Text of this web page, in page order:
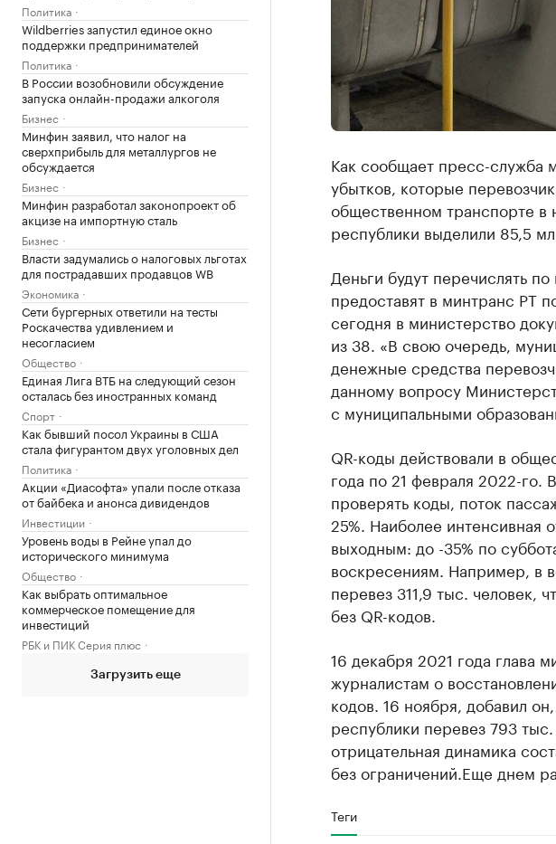
Политика
Wildberries запустил единое окно
поддержки предпринимателей
Политика
В России возобновили обсуждение
запуска онлайн-продажи алкоголя
Бизнес
Минфин заявил, что налог на
сверхприбыль для металлургов не
обсуждается
Бизнес
Минфин разработал законопроект об
акцизе на импортную сталь
Бизнес
Власти задумались о налоговых льготах
для пострадавших продавцов WB
Экономика
Сети бургерных ответили на тесты
Роскачества удивлением и
несогласием
Общество
Единая Лига ВТБ на следующий сезон
осталась без иностранных команд
Спорт
Как бывший посол Украины в США
стала фигурантом двух уголовных дел
Политика
Акции «Диасофта» упали после отказа
от байбека и анонса дивидендов
Инвестиции
Уровень воды в Рейне упал до
исторического минимума
Общество
Как выбрать оптимальное
коммерческое помещение для
инвестиций
РБК и ПИК Серия плюс
Загрузить еще
Как сообщает пресс-служба
убытков, которые
общественном транспорте в
республики выделили 85,5
Деньги будут перечислять
предоставят в минтранс РТ
сегодня в министерство
из 38. «В свою очередь,
денежные средства
данному вопросу
с муниципальными
QR-коды действовали в
года по 21 февраля 2022-го.
проверять коды, поток
25%. Наиболее интенсивная
выходным: до -35% по
воскресениям. Например, в
перевез 311,9 тыс. человек,
без QR-кодов.
16 декабря 2021 года глава
журналистам о
кодов. 16 ноября, добавил
республики перевез 793
отрицательная динамика
без ограничений.Еще днем
Теги